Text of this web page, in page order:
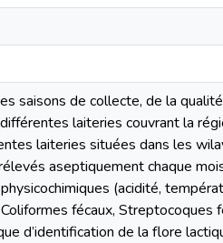
saisons de collecte, de la
laiteries couvrant la
laiteries situées dans les
aseptiquement chaque
(acidité,
fécaux, Streptocoques
d’identification de la flore